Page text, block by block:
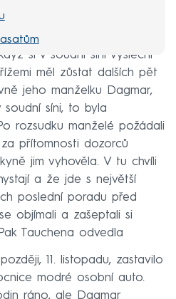
si v soudní síni vyslechl
měl zůstat dalších pět
jeho manželku Dagmar,
síni, to byla
rozsudku manželé požádali
přítomnosti dozorců
jim vyhověla. V tu chvíli
a že jde s největší
poslední poradu před
objímali a zašeptali si
Tauchena odvedla
11. listopadu, zastavilo
modré osobní auto.
ráno, ale Dagmar